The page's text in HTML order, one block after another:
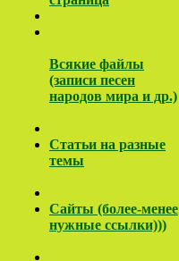
Всякие файлы
(записи песен
народов мира и др.)
Cтатьи на разные
темы
Сайты (более-менее
нужные ссылки)))